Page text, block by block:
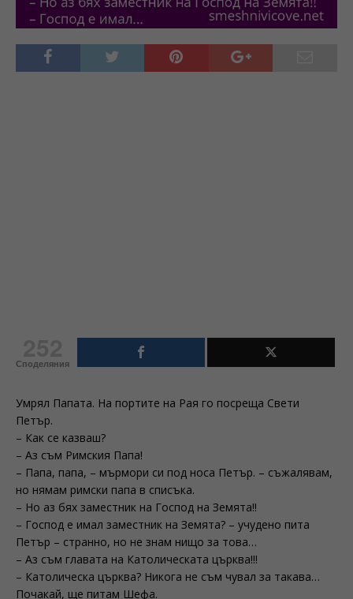
Споделяния
Умрял Папата. На портите на Рая го посреща Свети
Петър.
– Как се казваш?
– Аз съм Римския Папа!
– Папа, папа, – мърмори си под носа Петър. – съжалявам,
но нямам римски папа в списъка.
– Но аз бях заместник на Господ на Земята!!
– Господ е имал заместник на Земята? – учудено пита
Петър – странно, но не знам нищо за това…
– Аз съм главата на Католическата църква!!!
– Католическа църква? Никога не съм чувал за такава…
Почакай, ще питам Шефа.